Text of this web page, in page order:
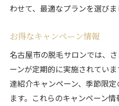
わせて、最適なプランを選びま
お得なキャンペーン情報
名古屋市の脱毛サロンでは、
ーンが定期的に実施されてい
達紹介キャンペーン、季節限
ます。これらのキャンペーン